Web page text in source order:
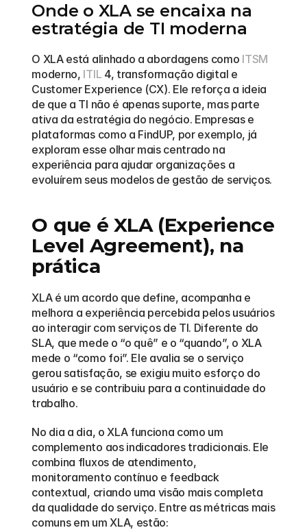
Onde o XLA se encaixa na
estratégia de TI moderna
O XLA está alinhado a abordagens como ITSM
moderno, ITIL 4, transformação digital e
Customer Experience (CX). Ele reforça a ideia
de que a TI não é apenas suporte, mas parte
ativa da estratégia do negócio. Empresas e
plataformas como a FindUP, por exemplo, já
exploram esse olhar mais centrado na
experiência para ajudar organizações a
evoluírem seus modelos de gestão de serviços.
O que é XLA (Experience
Level Agreement), na
prática
XLA é um acordo que define, acompanha e
melhora a experiência percebida pelos usuários
ao interagir com serviços de TI. Diferente do
SLA, que mede o “o quê” e o “quando”, o XLA
mede o “como foi”. Ele avalia se o serviço
gerou satisfação, se exigiu muito esforço do
usuário e se contribuiu para a continuidade do
trabalho.
No dia a dia, o XLA funciona como um
complemento aos indicadores tradicionais. Ele
combina fluxos de atendimento,
monitoramento contínuo e feedback
contextual, criando uma visão mais completa
da qualidade do serviço. Entre as métricas mais
comuns em um XLA, estão: